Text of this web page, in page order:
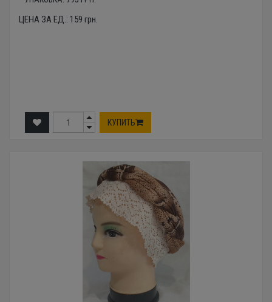
ЦЕНА ЗА ЕД.: 159 грн.
КУПИТЬ